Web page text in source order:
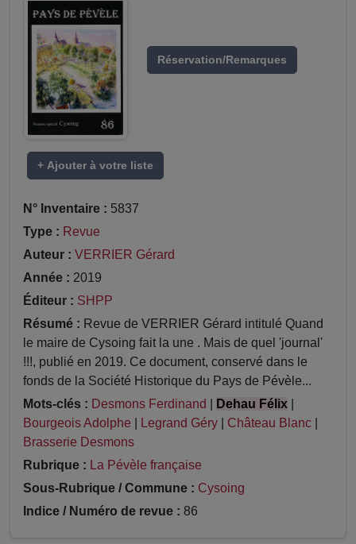
Réservation/Remarques
+ Ajouter à votre liste
N° Inventaire : 5837
Type : Revue
Auteur : VERRIER Gérard
Année : 2019
Éditeur : SHPP
Résumé : Revue de VERRIER Gérard intitulé Quand
le maire de Cysoing fait la une . Mais de quel 'journal'
!!!, publié en 2019. Ce document, conservé dans le
fonds de la Société Historique du Pays de Pévèle...
Mots-clés : Desmons Ferdinand Dehau Félix
Bourgeois Adolphe
Legrand Géry Château Blanc
Brasserie Desmons
Rubrique : La Pévèle française
Sous-Rubrique / Commune : Cysoing
Indice / Numéro de revue : 86